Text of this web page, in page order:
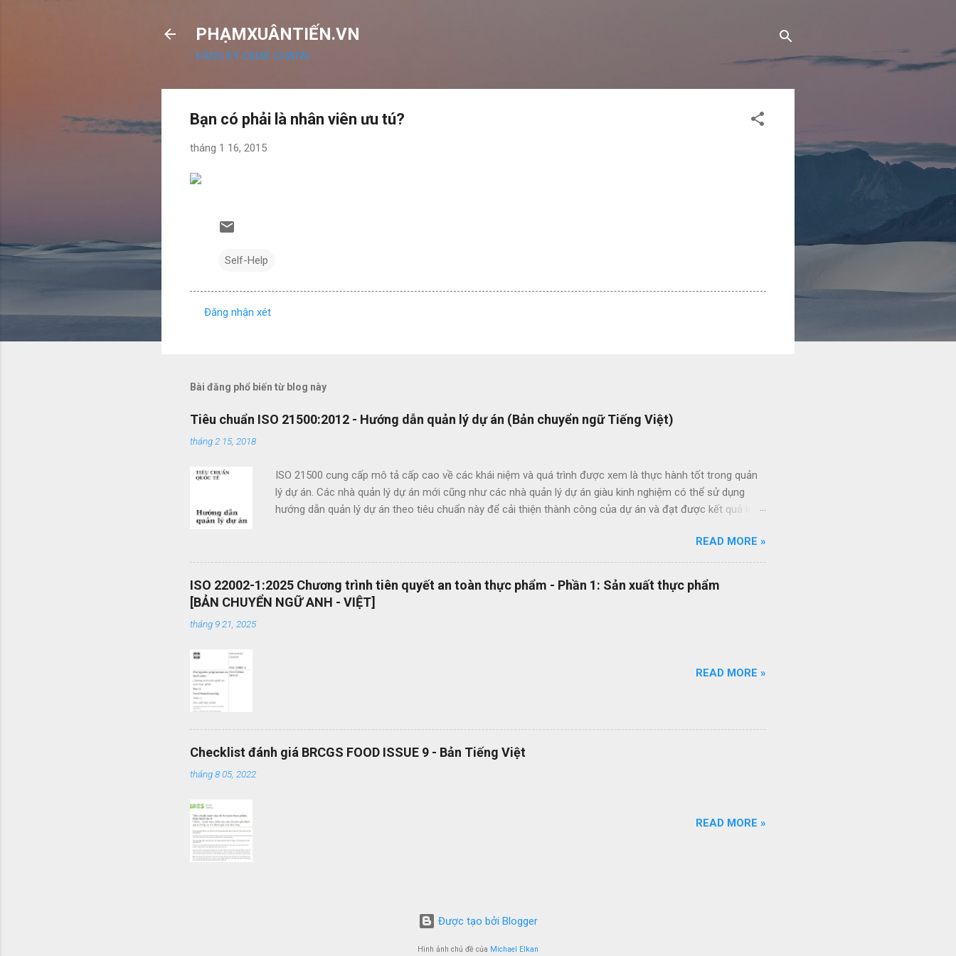
PHẠMXUÂNTIẾN.VN
ĐĂNG KÝ OEMS CHATAI
Bạn có phải là nhân viên ưu tú?
tháng 1 16, 2015
Self-Help
n
é
t
Đăng nhận xét
Bài đăng phổ biến từ blog này
Tiêu chuẩn ISO 21500:2012 - Hướng dẫn quản lý dự án (Bản chuyển ngữ Tiếng Việt)
tháng 2 15, 2018
ISO 21500 cung cấp mô tả cấp cao về các khái niệm và quá trình được xem là thực hành tốt trong quản
lý dự án. Các nhà quản lý dự án mới cũng như các nhà quản lý dự án giàu kinh nghiệm có thể sử dụng
hướng dẫn quản lý dự án theo tiêu chuẩn này để cải thiện thành công của dự án và đạt được kết quả kinh
các tổ chức nhằm nâng cao chất lượng dự án Tạo thuận lợi cho quá trình đấu thầu hiệu quả thông qua
việc sử dụng thuật ngữ quản lý dự án một cách nhất quán Cho phép sự linh hoạt của nhân viên quản lý dự
án và khả năng làm việc trong các dự án quốc tế Cung cấp các nguyên tắc và quy trình quản lý dự án
mang tính phổ quát OEMS Chuyển đổi số quy trình thật đơn giản. Hiện tại bộ quy trình ISO của bạn đang
được vận hành dạng bản in? OEMS là một công cụ tuyệt vời giúp bạn chuyển đổi số bộ quy trình của
READ MORE »
ISO 22002-1:2025 Chương trình tiên quyết an toàn thực phẩm - Phần 1: Sản xuất thực phẩm
[BẢN CHUYỂN NGỮ ANH - VIỆT]
tháng 9 21, 2025
READ MORE »
Checklist đánh giá BRCGS FOOD ISSUE 9 - Bản Tiếng Việt
tháng 8 05, 2022
READ MORE »
Được tạo bởi Blogger
Hình ảnh chủ đề của Michael Elkan